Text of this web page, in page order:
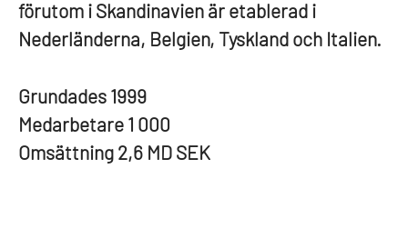
förutom i Skandinavien är etablerad i
Nederländerna, Belgien, Tyskland och Italien.
Grundades 1999
Medarbetare 1 000
Omsättning 2,6 MD SEK